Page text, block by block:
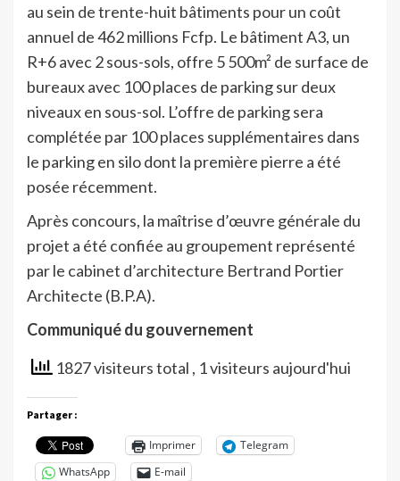
au sein de trente-huit bâtiments pour un coût
annuel de 462 millions Fcfp. Le bâtiment A3, un
R+6 avec 2 sous-sols, offre 5 500m² de surface de
bureaux avec 100 places de parking sur deux
niveaux en sous-sol. L’offre de parking sera
complétée par 100 places supplémentaires dans
le parking en silo dont la première pierre a été
posée récemment.
Après concours, la maîtrise d’œuvre générale du
projet a été confiée au groupement représenté
par le cabinet d’architecture Bertrand Portier
Architecte (B.P.A).
Communiqué du gouvernement
1827 visiteurs total , 1 visiteurs aujourd'hui
Partager :
Imprimer
Telegram
WhatsApp
E-mail